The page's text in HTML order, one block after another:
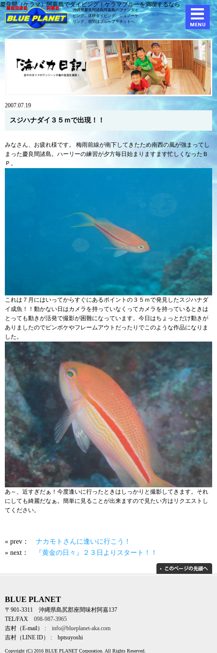
慶良間（ケラマ）阿嘉島でダイビング｜ケラマブルーを満喫するなら
沖縄県慶良間諸島阿嘉島のファンダイ
ビング、体験ダイビング、シュノーケ
リング、宿泊はブループラネットへ
2007.07.19
スジハナダイ３５ｍで出現！！
みなさん、お疲れ様です。 梅雨前線が南下してきたため南西の風が強まってし
まった慶良間諸島。ハーリーの練習が夕方毎日始まりますます忙しくなったＢ
Ｐ。
これは７月にはいってからすぐにあるポイントの３５ｍで発見したスジハナダ
イ成魚！！動かない日はカメラを持っていなくってカメラを持っているときは
とっても動きが活発で撮影が困難になっています。今日はちょっとだけ動きが
ありましたのでピンボケやフレームアウトだったりでこのような作品になりま
した。
あ～、近すぎだぁ！今度逢いに行ったときはしっかりと撮影してきます。それ
にしても綺麗だなぁ。簡単に見ることが出来ますので見たい方はリクエストし
てください。
« prev： ナカモトさんに逢いに行こう！
» next：
『黄金の日々』２３日よりスタート！！
BLUE PLANET
〒901-3311 沖縄県島尻郡座間味村阿嘉137
TEL/FAX 098-987-3965
吉村（E-mail） : info@blueplanet-aka.com
吉村（LINE ID） : bptsuyoshi
Copyright (C) 2016 BLUE PLANET Corporation. All Rights Reserved.